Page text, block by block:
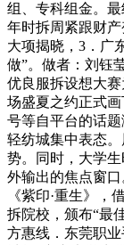
组、专科组金。
年时拆周紧跟财
大项揭晓，3．广
做”。做者：刘钰
优良服拆设想大
场盛夏之约正式
号等自平台的话
轻纺城集中表态
势。同时，大学
外输出的焦点窗
《紫印·重生》，
拆院校，颁布“最
方惠线．东莞职